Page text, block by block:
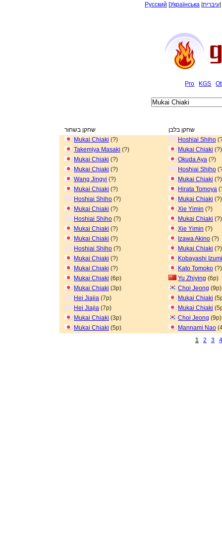
Русский Українська עיברית
Pro KGS
שחקן בשחור
שחקן בלבן
Mukai Chiaki (?) Hoshiai Shiho
Takemiya Masaki (?) Mukai Chiaki (?)
Mukai Chiaki (?) Okuda Aya (?)
Mukai Chiaki (?) Hoshiai Shiho
Wang Jingyi (?) Mukai Chiaki (?)
Mukai Chiaki (?) Hirata Tomoya
Hoshiai Shiho (?) Mukai Chiaki (?)
Mukai Chiaki (?) Xie Yimin (?)
Hoshiai Shiho (?) Mukai Chiaki (?)
Mukai Chiaki (?) Xie Yimin (?)
Mukai Chiaki (?) Izawa Akino (?)
Hoshiai Shiho (?) Mukai Chiaki (?)
Mukai Chiaki (?)
Kobayashi Izumi
Mukai Chiaki (?) Kato Tomoko (?)
Mukai Chiaki (6p) Yu Zhiying (6p)
Mukai Chiaki (3p) Choi Jeong (9p)
Hei Jiajia (7p) Mukai Chiaki
Hei Jiajia (7p) Mukai Chiaki
Mukai Chiaki (3p) Choi Jeong (9p)
Mukai Chiaki (5p) Mannami Nao
1
2 3 4